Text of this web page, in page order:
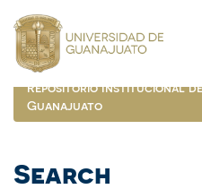
navigation
Repositorio Institucional
Guanajuato
Search